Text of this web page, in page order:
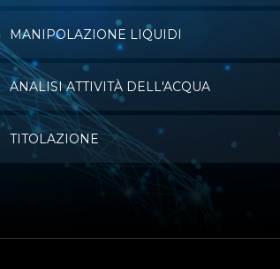
MANIPOLAZIONE LIQUIDI
ANALISI ATTIVITÀ DELL'ACQUA
TITOLAZIONE